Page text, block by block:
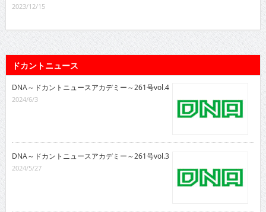
2023/12/15
ドカントニュース
DNA～ドカントニュースアカデミー～261号vol.4
2024/6/3
DNA～ドカントニュースアカデミー～261号vol.3
2024/5/27